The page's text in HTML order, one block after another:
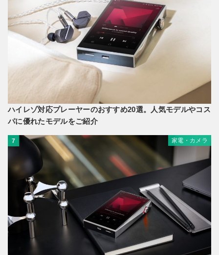
ハイレゾ対応プレーヤーのおすすめ20選。人気モデルやコス
パに優れたモデルをご紹介
7 家電・カメラ